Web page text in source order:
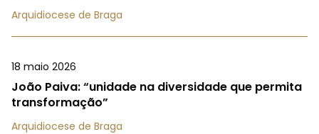
Arquidiocese de Braga
18 maio 2026
João Paiva: “unidade na diversidade que permita
transformação”
Arquidiocese de Braga